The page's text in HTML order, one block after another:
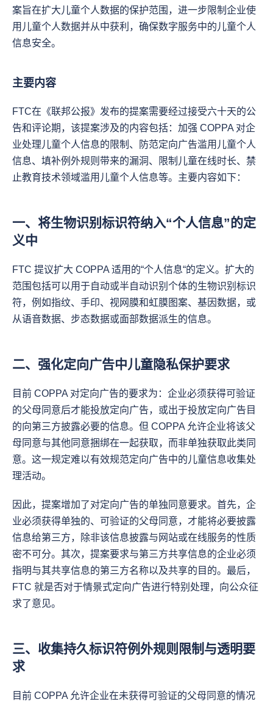
案旨在扩大儿童个人数据的保护范围，进一步限制企业使
用儿童个人数据并从中获利，确保数字服务中的儿童个人
信息安全。
主要内容
FTC在《联邦公报》发布的提案需要经过接受六十天的公
告和评论期，该提案涉及的内容包括：加强 COPPA 对企
业处理儿童个人信息的限制、防范定向广告滥用儿童个人
信息、填补例外规则带来的漏洞、限制儿童在线时长、禁
止教育技术领域滥用儿童个人信息等。主要内容如下：
一、将生物识别标识符纳入“个人信息”的定
义中
FTC 提议扩大 COPPA 适用的“个人信息“的定义。扩大的
范围包括可以用于自动或半自动识别个体的生物识别标识
符，例如指纹、手印、视网膜和虹膜图案、基因数据，或
从语音数据、步态数据或面部数据派生的信息。
二、强化定向广告中儿童隐私保护要求
目前 COPPA 对定向广告的要求为：企业必须获得可验证
的父母同意后才能投放定向广告，或出于投放定向广告目
的向第三方披露必要的信息。但 COPPA 允许企业将该父
母同意与其他同意捆绑在一起获取，而非单独获取此类同
意。这一规定难以有效规范定向广告中的儿童信息收集处
理活动。
因此，提案增加了对定向广告的单独同意要求。首先，企
业必须获得单独的、可验证的父母同意，才能将必要披露
信息给第三方，除非该信息披露与网站或在线服务的性质
密不可分。其次，提案要求与第三方共享信息的企业必须
指明与其共享信息的第三方名称以及共享的目的。最后，
FTC 就是否对于情景式定向广告进行特别处理，向公众征
求了意见。
三、收集持久标识符例外规则限制与透明要
求
目前 COPPA 允许企业在未获得可验证的父母同意的情况